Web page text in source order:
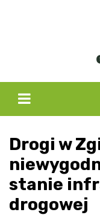
Drogi w
stanie
drogowej